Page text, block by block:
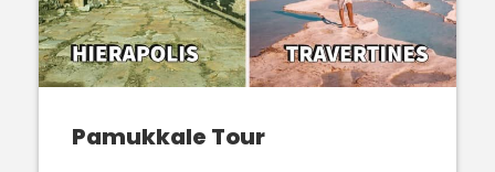
Pamukkale Tour